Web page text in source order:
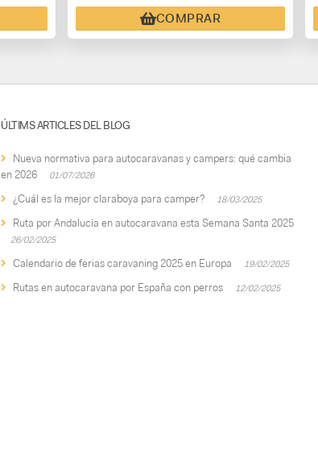
COMPRAR
ÚLTIMS ARTICLES DEL BLOG
Nueva normativa para autocaravanas y campers: qué cambia
en 2026
01/07/2026
¿Cuál es la mejor claraboya para camper? 18/03/2025
Ruta por Andalucía en autocaravana esta Semana Santa 2025
26/02/2025
Calendario de ferias caravaning 2025 en Europa 19/02/2025
Rutas en autocaravana por España con perros 12/02/2025